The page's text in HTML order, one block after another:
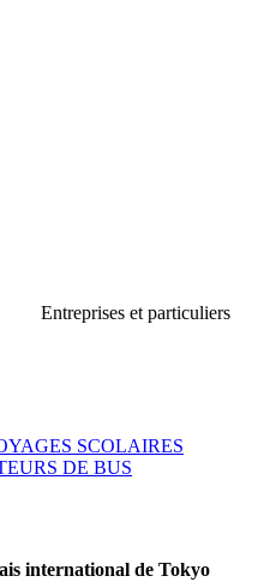
Entreprises et particuliers
SCOLAIRES
DE BUS
international de Tokyo